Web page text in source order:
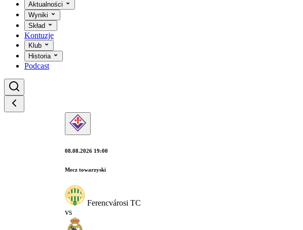
Aktualności
Wyniki
Skład
Kontuzje
Klub
Historia
Podcast
08.08.2026 19:00
Mecz towarzyski
Ferencvárosi TC
vs